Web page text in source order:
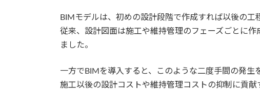
BIMモデルは、初めの設計段階で作成すれば以後の工
従来、設計図面は施工や維持管理のフェーズごとに
ました。
一方でBIMを導入すると、このような二度手間の発生
施工以後の設計コストや維持管理コストの抑制に貢献